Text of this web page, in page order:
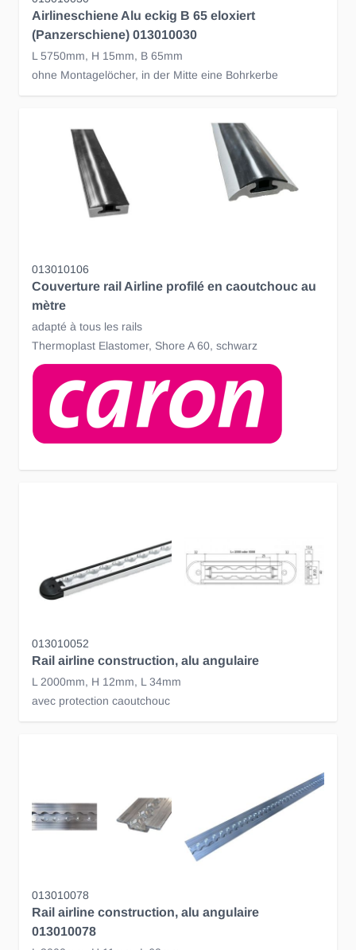
Airlineschiene Alu eckig B 65 eloxiert
(Panzerschiene) 013010030
L 5750mm, H 15mm, B 65mm
ohne Montagelöcher, in der Mitte eine Bohrkerbe
013010106
Couverture rail Airline profilé en caoutchouc au
mètre
adapté à tous les rails
Thermoplast Elastomer, Shore A 60, schwarz
013010052
Rail airline construction, alu angulaire
L 2000mm, H 12mm, L 34mm
avec protection caoutchouc
013010078
Rail airline construction, alu angulaire
013010078